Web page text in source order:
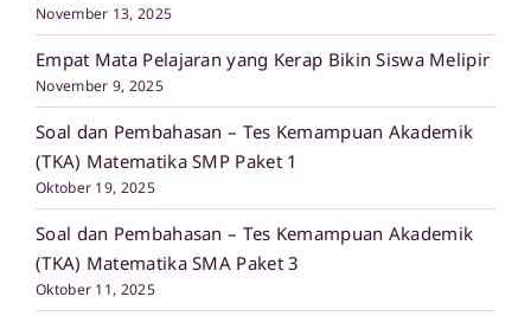
November 13, 2025
Empat Mata Pelajaran yang Kerap Bikin Siswa Melipir
November 9, 2025
Soal dan Pembahasan – Tes Kemampuan Akademik
(TKA) Matematika SMP Paket 1
Oktober 19, 2025
Soal dan Pembahasan – Tes Kemampuan Akademik
(TKA) Matematika SMA Paket 3
Oktober 11, 2025